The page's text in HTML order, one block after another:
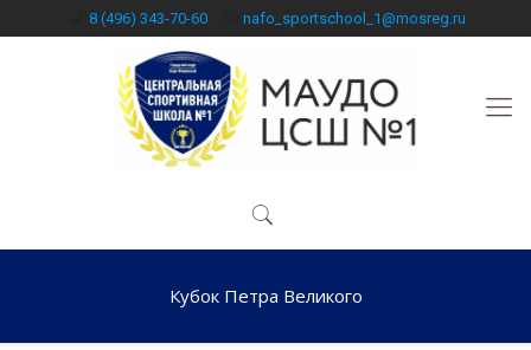
8 (496) 343-70-60 nafo_sportschool_1@mosreg.ru
Кубок Петра Великого